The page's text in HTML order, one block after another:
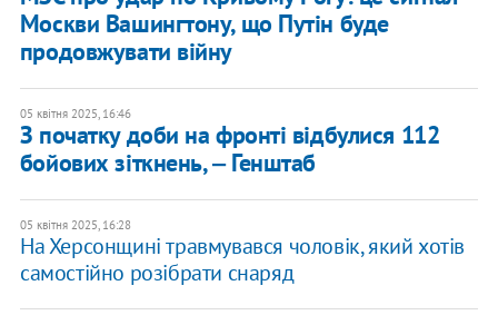
Москви Вашингтону, що Путін буде
продовжувати війну
05 квітня 2025, 16:46
З початку доби на фронті відбулися 112
бойових зіткнень, ‒ Генштаб
05 квітня 2025, 16:28
На Херсонщині травмувався чоловік, який хотів
самостійно розібрати снаряд